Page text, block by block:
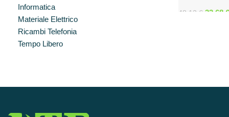
Informatica
Materiale Elettrico
Ricambi Telefonia
Tempo Libero
48,12 € 33,68 €